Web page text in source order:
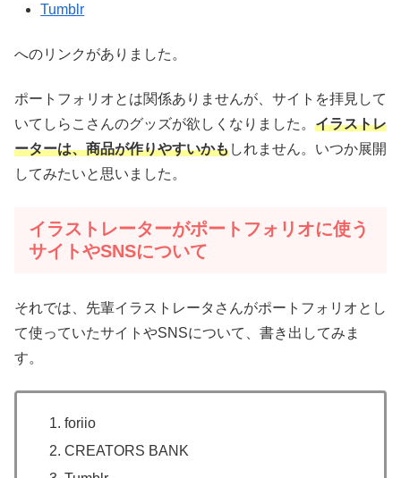
Tumblr
へのリンクがありました。
ポートフォリオとは関係ありませんが、サイトを拝見して
いてしらこさんのグッズが欲しくなりました。 イラストレ
ーターは、商品が作りやすいかもしれません。いつか展開
してみたいと思いました。
イラストレーターがポートフォリオに使う
サイトやSNSについて
それでは、先輩イラストレータさんがポートフォリオとし
て使っていたサイトやSNSについて、書き出してみま
す。
foriio
CREATORS BANK